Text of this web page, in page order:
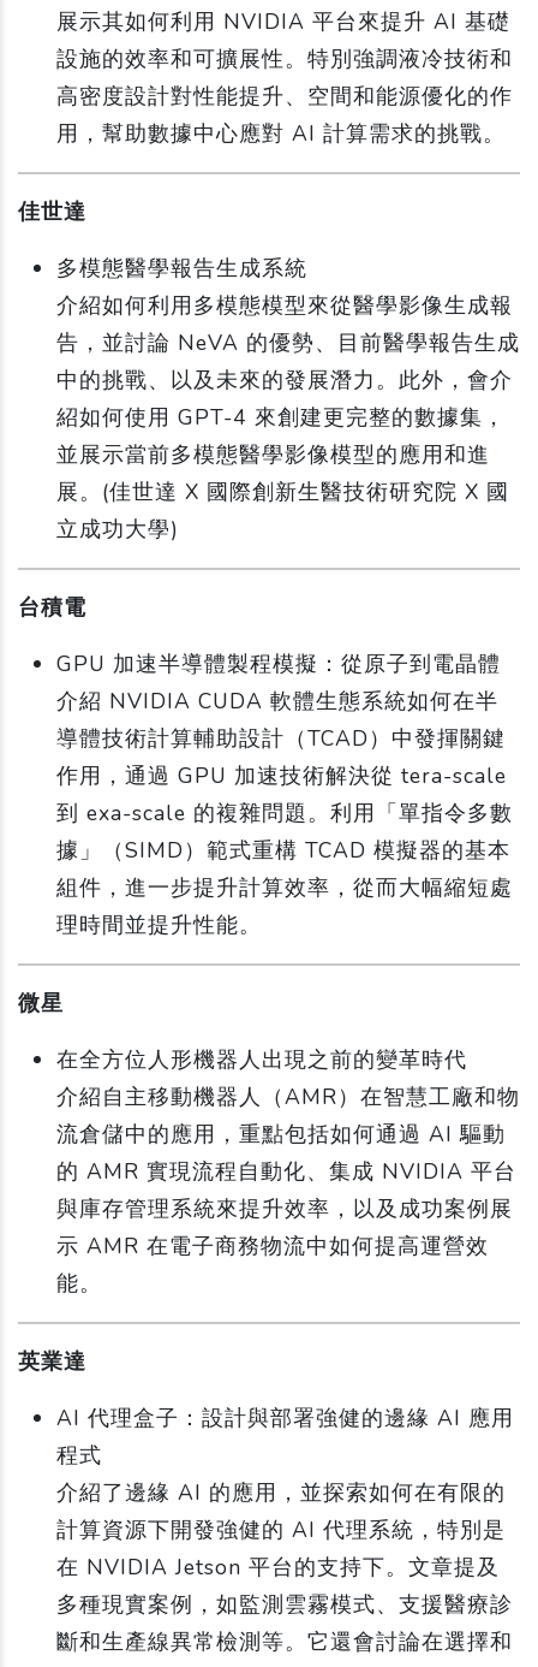
展示其如何利用 NVIDIA 平台來提升 AI 基礎
設施的效率和可擴展性。特別強調液冷技術和
高密度設計對性能提升、空間和能源優化的作
用，幫助數據中心應對 AI 計算需求的挑戰。
佳世達
多模態醫學報告生成系統
介紹如何利用多模態模型來從醫學影像生成報
告，並討論 NeVA 的優勢、目前醫學報告生成
中的挑戰、以及未來的發展潛力。此外，會介
紹如何使用 GPT-4 來創建更完整的數據集，
並展示當前多模態醫學影像模型的應用和進
展。(佳世達 X 國際創新生醫技術研究院 X 國
立成功大學)
台積電
GPU 加速半導體製程模擬：從原子到電晶體
介紹 NVIDIA CUDA 軟體生態系統如何在半
導體技術計算輔助設計（TCAD）中發揮關鍵
作用，通過 GPU 加速技術解決從 tera-scale
到 exa-scale 的複雜問題。利用「單指令多數
據」（SIMD）範式重構 TCAD 模擬器的基本
組件，進一步提升計算效率，從而大幅縮短處
理時間並提升性能。
微星
在全方位人形機器人出現之前的變革時代
介紹自主移動機器人（AMR）在智慧工廠和物
流倉儲中的應用，重點包括如何通過 AI 驅動
的 AMR 實現流程自動化、集成 NVIDIA 平台
與庫存管理系統來提升效率，以及成功案例展
示 AMR 在電子商務物流中如何提高運營效
能。
英業達
AI 代理盒子：設計與部署強健的邊緣 AI 應用
程式
介紹了邊緣 AI 的應用，並探索如何在有限的
計算資源下開發強健的 AI 代理系統，特別是
在 NVIDIA Jetson 平台的支持下。文章提及
多種現實案例，如監測雲霧模式、支援醫療診
斷和生產線異常檢測等。它還會討論在選擇和